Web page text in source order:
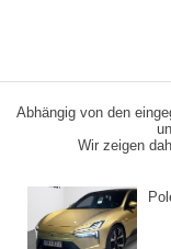
Abhängig von den
Wir zeigen